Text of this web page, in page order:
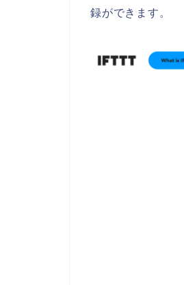
録ができます。